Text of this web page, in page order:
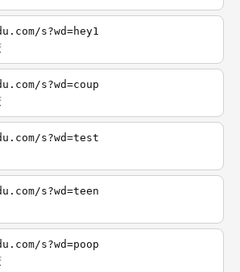
s?wd=hey1
s?wd=coup
s?wd=test
s?wd=teen
s?wd=poop